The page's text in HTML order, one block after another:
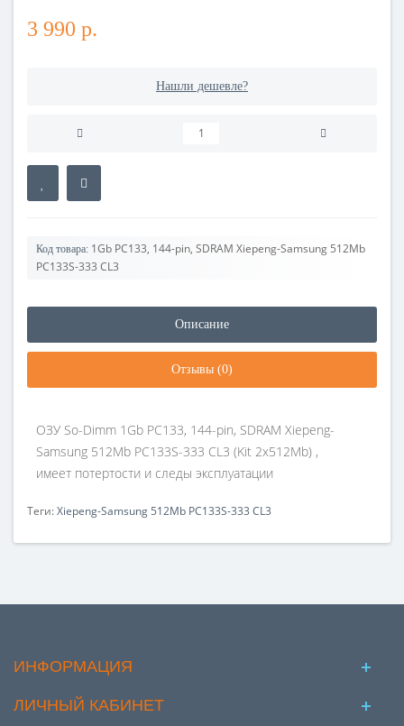
3 990 р.
Нашли дешевле?
Код товара: 1Gb PC133, 144-pin, SDRAM Xiepeng-Samsung 512Mb
PC133S-333 CL3
Описание
Отзывы (0)
ОЗУ So-Dimm 1Gb PC133, 144-pin, SDRAM Xiepeng-
Samsung 512Mb PC133S-333 CL3 (Kit 2x512Mb) ,
имеет потертости и следы эксплуатации
Теги:Xiepeng-Samsung 512Mb PC133S-333 CL3
ИНФОРМАЦИЯ
ЛИЧНЫЙ КАБИНЕТ